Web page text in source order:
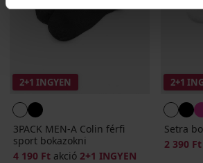
2+1 INGYEN
3PACK MEN-A Colin férfi
sport bokazokni
4 190 Ft akció 2+1 INGYEN
2+1
Setra
2 390 Ft